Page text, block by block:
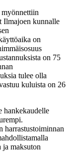
Ilmajoen kunnalle
on
on 75
tulee olla
kuluista on 26
hankekaudelle
harrastustoiminnan
ja maksuton